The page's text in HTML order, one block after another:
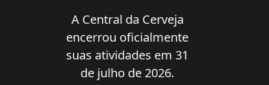
A Central da Cerveja
encerrou oficialmente
suas atividades em 31
de julho de 2026.